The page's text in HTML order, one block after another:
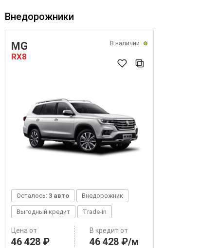
Внедорожники
В наличии
MG
RX8
Осталось: 3 авто Внедорожник
Выгодный кредит Trade-in
Цена от
46 428 ₽
В кредит от
46 428 ₽/м